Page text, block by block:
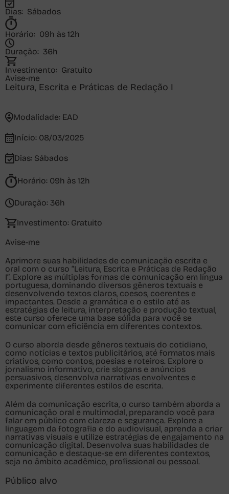
Dias: Sábados
Horário: 09h às 12h
Duração: 36h
Investimento: Gratuito
Avise-me
Leitura, Escrita e Práticas de Redação I
Modalidade: EAD
Início: 08/03/2025
Dias: Sábados
Horário: 09h às 12h
Duração: 36h
Investimento: Gratuito
Avise-me
Aprimore suas habilidades de comunicação escrita e
oral com o curso “Leitura, Escrita e Práticas de Redação
I”. Explore as múltiplas formas de comunicação em língua
portuguesa, dominando diversos gêneros textuais e
desenvolvendo textos claros, coesos, coerentes e
impactantes. Desde a gramática e o estilo até as
estratégias de leitura, interpretação e produção textual,
este curso oferece uma base sólida para você se
comunicar com eficiência em diferentes contextos.
O curso aborda desde gêneros textuais do cotidiano,
como notícias e textos publicitários, até formatos mais
criativos, como contos, poesias e roteiros. Explore o
jornalismo informativo, crie slogans e anúncios
persuasivos, desenvolva narrativas envolventes e
experimente diferentes estilos de escrita.
Além da comunicação escrita, o curso também aborda a
comunicação oral e multimodal, preparando você para
falar em público com clareza e segurança. Explore a
linguagem da fotografia e do audiovisual, aprenda a criar
narrativas visuais e utilize estratégias de engajamento na
comunicação digital. Desenvolva suas habilidades de
comunicação e destaque-se em diferentes contextos,
seja no âmbito acadêmico, profissional ou pessoal.
Público alvo